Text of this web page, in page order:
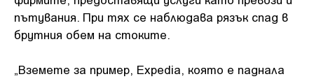
пътувания. При тях се наблюдава рязък спад в
брутния обем на стоките.
„Вземете за пример, Expedia, която е паднала